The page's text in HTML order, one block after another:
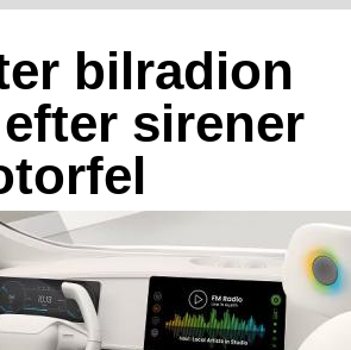
bilradion
sirener